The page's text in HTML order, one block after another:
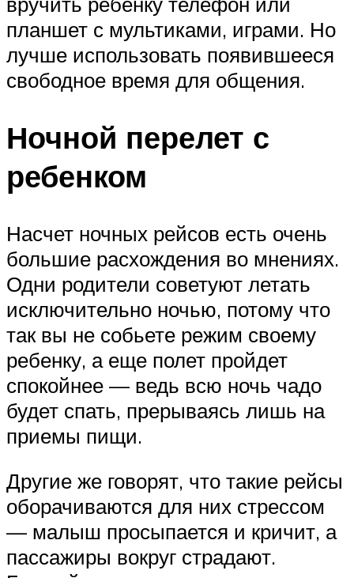
планшет с мультиками, играми. Но
лучше использовать появившееся
свободное время для общения.
Ночной перелет с
ребенком
Насчет ночных рейсов есть очень
большие расхождения во мнениях.
Одни родители советуют летать
исключительно ночью, потому что
так вы не собьете режим своему
ребенку, а еще полет пройдет
спокойнее — ведь всю ночь чадо
будет спать, прерываясь лишь на
приемы пищи.
Другие же говорят, что такие рейсы
оборачиваются для них стрессом
— малыш просыпается и кричит, а
пассажиры вокруг страдают.